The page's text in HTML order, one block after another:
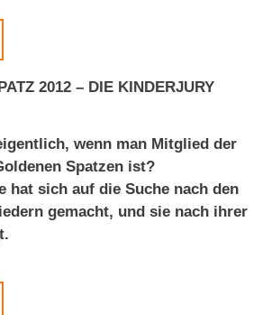
2012 – DIE KINDERJURY
wenn man Mitglied der
Spatzen ist?
hat sich auf die Suche nach den
gemacht, und sie nach ihrer